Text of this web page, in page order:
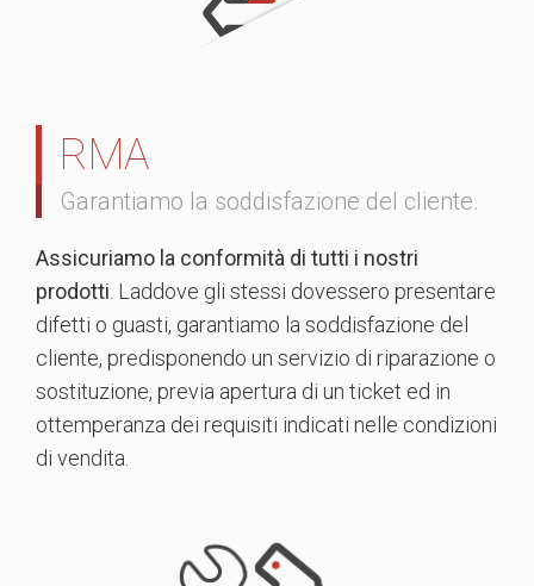
RMA
Garantiamo la soddisfazione del cliente.
Assicuriamo la conformità di tutti i nostri
prodotti. Laddove gli stessi dovessero presentare
difetti o guasti, garantiamo la soddisfazione del
cliente, predisponendo un servizio di riparazione o
sostituzione, previa apertura di un ticket ed in
ottemperanza dei requisiti indicati nelle condizioni
di vendita.